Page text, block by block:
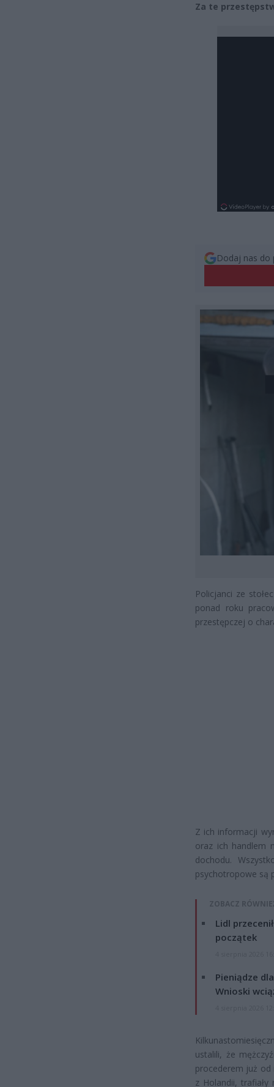
Za te
Dodaj nas do
Policjanci ze
ponad roku
przestępczej o
Z ich informacji
oraz ich handlem
dochodu.
psychotropowe są
ZOBACZ
Lidl
początek
Pieniądze
Wnioski
ustalili, że
procederem już od
z Holandii,